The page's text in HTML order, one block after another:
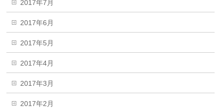
2017年7月
2017年6月
2017年5月
2017年4月
2017年3月
2017年2月